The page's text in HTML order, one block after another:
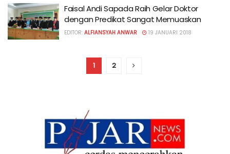
Faisal Andi Sapada Raih Gelar Doktor
dengan Predikat Sangat Memuaskan
EDITOR: ALFIANSYAH ANWAR 19 JANUARI 2018
1 2